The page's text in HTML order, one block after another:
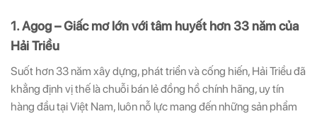
1. Agog – Giấc mơ lớn với tâm huyết hơn 33 năm của
Hải Triều
Suốt hơn 33 năm xây dựng, phát triển và cống hiến, Hải Triều đã
khẳng định vị thế là chuỗi bán lẻ đồng hồ chính hãng, uy tín
hàng đầu tại Việt Nam, luôn nỗ lực mang đến những sản phẩm